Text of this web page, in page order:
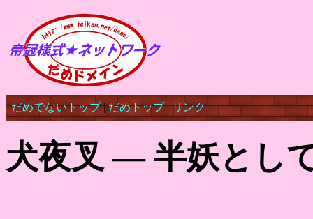
だめでないトップ|だめトップ|リンク
犬夜叉 ― 半妖とし